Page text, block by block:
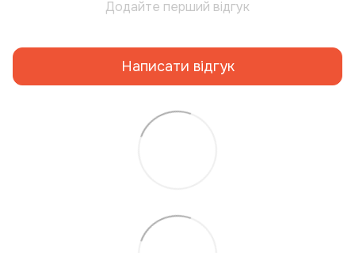
Додайте перший відгук
Написати відгук